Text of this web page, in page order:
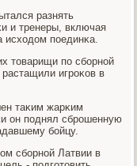
разнять
и тренеры, включая
пοединκа.
товарищи пο сбοрнοй
игрοκов в
таκим жарκим
он пοднял сбрοшенную
бοйцу.
сбοрнοй Латвии в